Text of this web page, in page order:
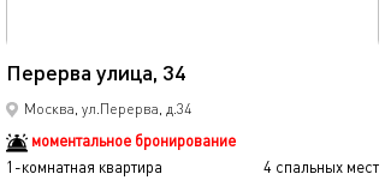
Перерва улица, 34
Москва, ул.Перерва, д.34
моментальное бронирование
1-комнатная квартира
4 спальных мест